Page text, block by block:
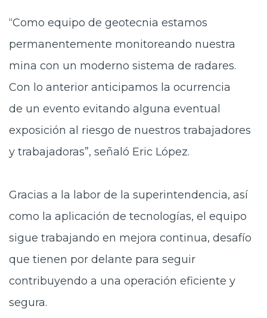
“Como equipo de geotecnia estamos
permanentemente monitoreando nuestra
mina con un moderno sistema de radares.
Con lo anterior anticipamos la ocurrencia
de un evento evitando alguna eventual
exposición al riesgo de nuestros trabajadores
y trabajadoras”, señaló Eric López.
Gracias a la labor de la superintendencia, así
como la aplicación de tecnologías, el equipo
sigue trabajando en mejora continua, desafío
que tienen por delante para seguir
contribuyendo a una operación eficiente y
segura.